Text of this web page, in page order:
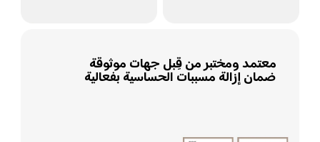
معتمد ومختبر من قِبل جهات موثوقة
ضمان إزالة مسببات الحساسية بفعالية